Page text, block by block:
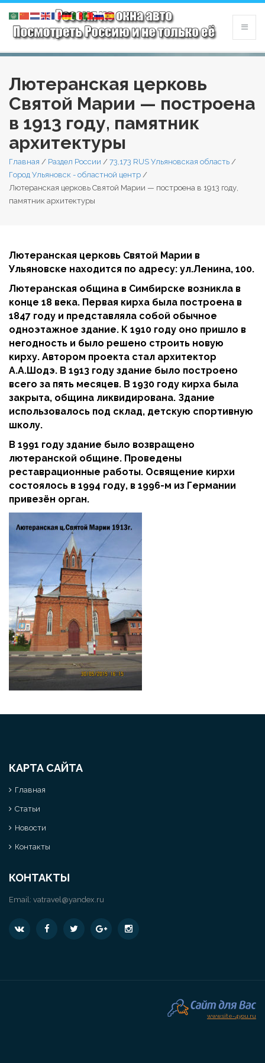
Лютеранская церковь
Святой Марии — построена
в 1913 году, памятник
архитектуры
Главная / Раздел России / 73,173 RUS Ульяновская область /
Город Ульяновск - областной центр /
Лютеранская церковь Святой Марии — построена в 1913 году,
памятник архитектуры
Лютеранская церковь Святой Марии в
Ульяновске находится по адресу: ул.Ленина, 100.
Лютеранская община в Симбирске возникла в
конце 18 века. Первая кирха была построена в
1847 году и представляла собой обычное
одноэтажное здание. К 1910 году оно пришло в
негодность и было решено строить новую
кирху. Автором проекта стал архитектор
А.А.Шодэ. В 1913 году здание было построено
всего за пять месяцев. В 1930 году кирха была
закрыта, община ликвидирована. Здание
использовалось под склад, детскую спортивную
школу.
В 1991 году здание было возвращено
лютеранской общине. Проведены
реставрационные работы. Освящение кирхи
состоялось в 1994 году, в 1996-м из Германии
привезён орган.
КАРТА САЙТА
Главная
Статьи
Новости
Контакты
КОНТАКТЫ
Email: vatravel@yandex.ru
www.site-4you.ru